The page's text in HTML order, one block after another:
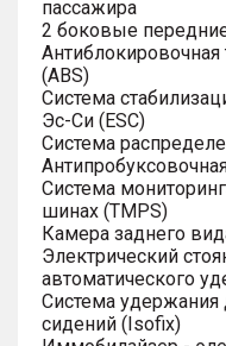
пассажира
2 боковые
(ABS)
Система
Эс-Си (ESC)
Система
Система
шинах (TMPS)
Камера заднего
Электрический
автоматического
Система удержания
сидений (Isofix)